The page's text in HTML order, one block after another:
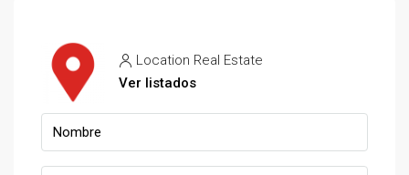
Location Real Estate
Ver listados